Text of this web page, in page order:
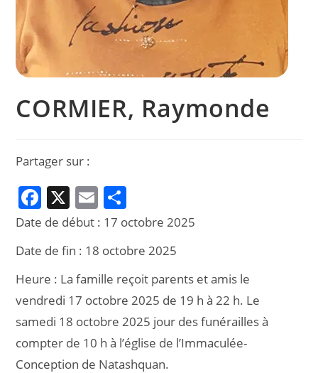
CORMIER, Raymonde
Partager sur :
F
a
c
e
b
o
o
k
X E
m
ai
l
ar
ta
g
er
Date de début : 17 octobre 2025
Date de fin : 18 octobre 2025
Heure : La famille reçoit parents et amis le
vendredi 17 octobre 2025 de 19 h à 22 h. Le
samedi 18 octobre 2025 jour des funérailles à
compter de 10 h à l’église de l’Immaculée-
Conception de Natashquan.